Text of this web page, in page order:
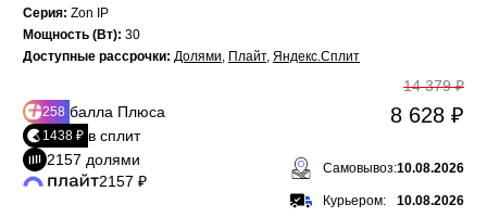
Серия: Zon IP
Мощность (Вт): 30
Доступные рассрочки: Долями, Плайт, Яндекс.Сплит
258 балла Плюса
1438 ₽ в сплит
2157 долями
2157 ₽
14 379 ₽
8 628 ₽
Самовывоз:10.08.2026
Курьером: 10.08.2026